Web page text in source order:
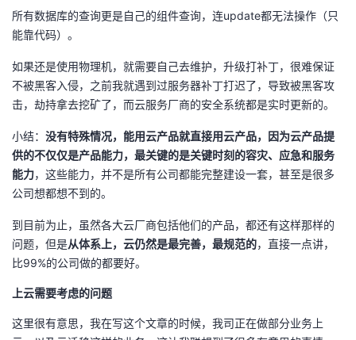
所有数据库的查询更是自己的组件查询，连update都无法操作（只
能靠代码）。
如果还是使用物理机，就需要自己去维护，升级打补丁，很难保证
不被黑客入侵，之前我就遇到过服务器补丁打迟了，导致被黑客攻
击，劫持拿去挖矿了，而云服务厂商的安全系统都是实时更新的。
小结： 没有特殊情况，能用云产品就直接用云产品，因为云产品提
供的不仅仅是产品能力，最关键的是关键时刻的容灾、应急和服务
能力，这些能力，并不是所有公司都能完整建设一套，甚至是很多
公司想都想不到的。
到目前为止，虽然各大云厂商包括他们的产品，都还有这样那样的
问题，但是从体系上，云仍然是最完善，最规范的，直接一点讲，
比99%的公司做的都要好。
上云需要考虑的问题
这里很有意思，我在写这个文章的时候，我司正在做部分业务上